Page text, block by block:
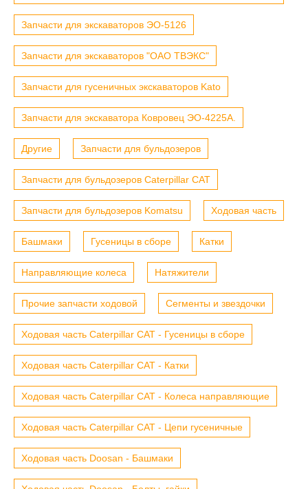
Запчасти для экскаваторов ЭО-5126
Запчасти для экскаваторов "ОАО ТВЭКС"
Запчасти для гусеничных экскаваторов Kato
Запчасти для экскаватора Ковровец ЭО-4225А.
Другие Запчасти для бульдозеров
Запчасти для бульдозеров Caterpillar CAT
Запчасти для бульдозеров Komatsu Ходовая часть
Башмаки Гусеницы в сборе Катки
Направляющие колеса Натяжители
Прочие запчасти ходовой Сегменты и звездочки
Ходовая часть Caterpillar CAT - Гусеницы в сборе
Ходовая часть Caterpillar CAT - Катки
Ходовая часть Caterpillar CAT - Колеса направляющие
Ходовая часть Caterpillar CAT - Цепи гусеничные
Ходовая часть Doosan - Башмаки